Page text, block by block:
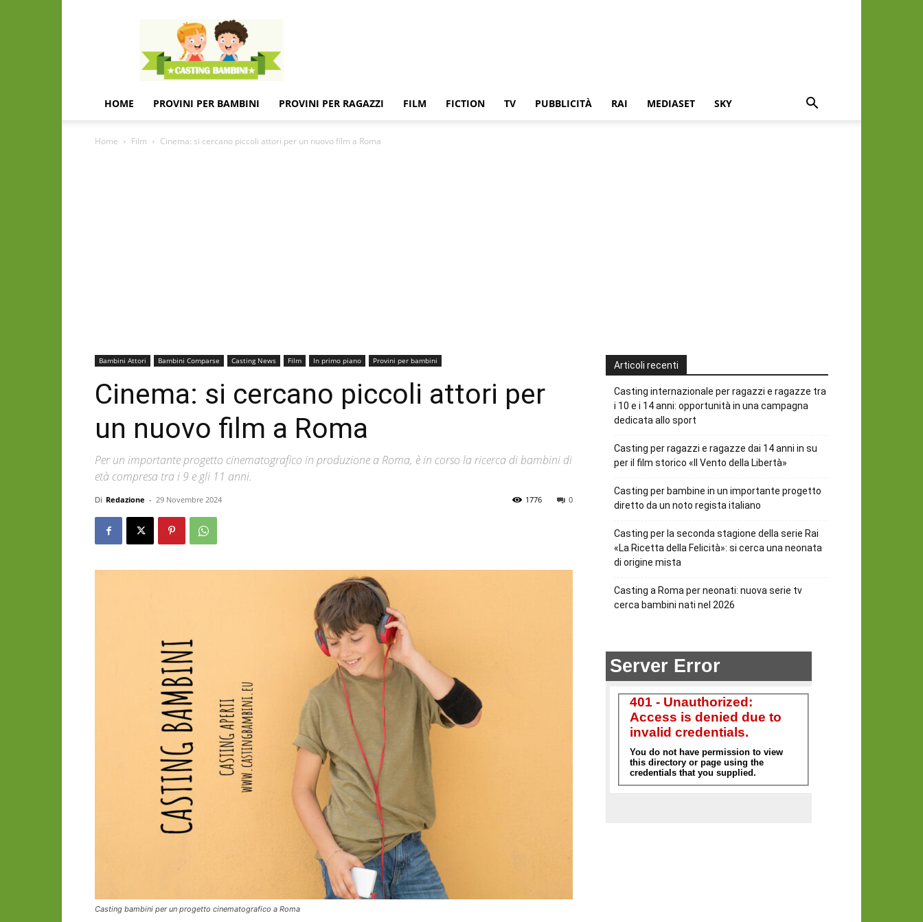
Casting
e
provini
per
bambini
e
HOME PROVINI PER BAMBINI PROVINI PER RAGAZZI FILM FICTION TV PUBBLICITÀ RAI MEDIASET SKY
Home Film Cinema: si cercano piccoli attori per un nuovo film a Roma
Bambini Attori Bambini Comparse Casting News Film In primo piano Provini per bambini
Cinema: si cercano piccoli attori per
un nuovo film a Roma
Per un importante progetto cinematografico in produzione a Roma, è in corso la ricerca di bambini di
età compresa tra i 9 e gli 11 anni.
Di Redazione - 29 Novembre 2024 0
1776
Casting bambini per un progetto cinematografico a Roma
Articoli recenti
Casting internazionale per ragazzi e ragazze tra
i 10 e i 14 anni: opportunità in una campagna
dedicata allo sport
Casting per ragazzi e ragazze dai 14 anni in su
per il film storico «Il Vento della Libertà»
Casting per bambine in un importante progetto
diretto da un noto regista italiano
Casting per la seconda stagione della serie Rai
«La Ricetta della Felicità»: si cerca una neonata
di origine mista
Casting a Roma per neonati: nuova serie tv
cerca bambini nati nel 2026